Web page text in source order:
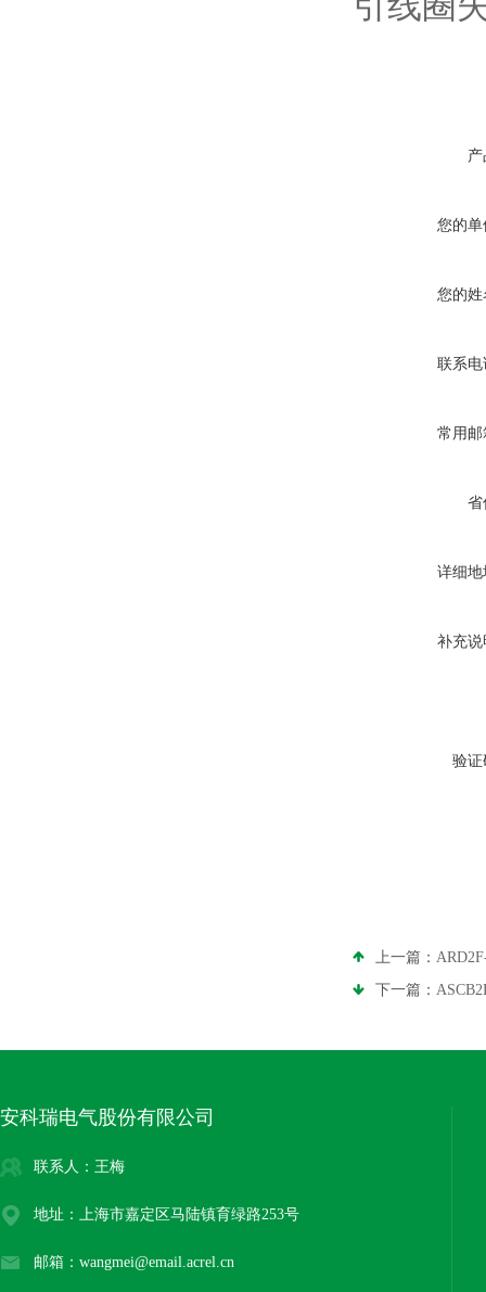
您的单
您的姓
联系电
常用邮
省
详细地
补充说
验证
上一篇：
下一篇：
安科瑞电气股份有限公司
联系人：王梅
地址：上海市嘉定区马陆镇育绿路253号
邮箱：wangmei@email.acrel.cn